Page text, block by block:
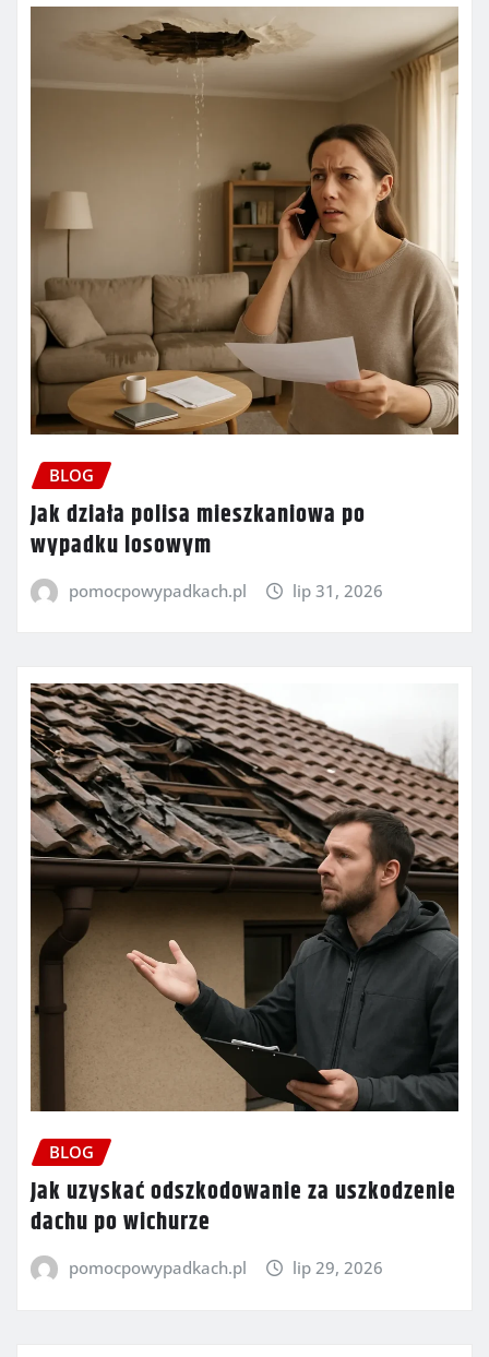
BLOG
Jak działa polisa mieszkaniowa po
wypadku losowym
pomocpowypadkach.pl lip 31, 2026
BLOG
Jak uzyskać odszkodowanie za uszkodzenie
dachu po wichurze
pomocpowypadkach.pl lip 29, 2026